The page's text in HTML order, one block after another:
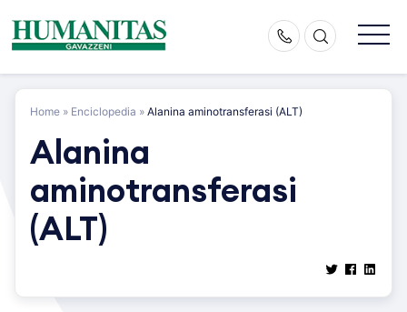
content
Home » Enciclopedia » Alanina aminotransferasi (ALT)
Alanina
aminotransferasi
(ALT)